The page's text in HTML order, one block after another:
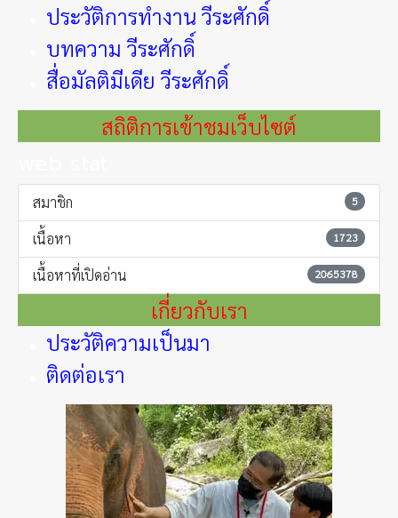
ประวัติการทำงาน วีระศักดิ์
บทความ วีระศักดิ์
สื่อมัลติมีเดีย วีระศักดิ์
สถิติการเข้าชมเว็บไซต์
สมาชิก 5
เนื้อหา 1723
เนื้อหาที่เปิดอ่าน 2065378
เกี่ยวกับเรา
ประวัติความเป็นมา
ติดต่อเรา